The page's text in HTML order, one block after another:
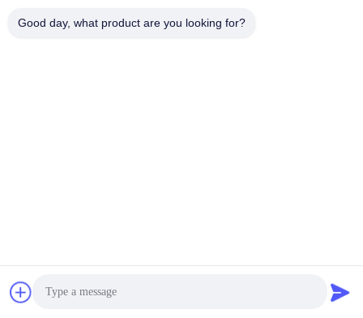
Good day, what product are you looking for?